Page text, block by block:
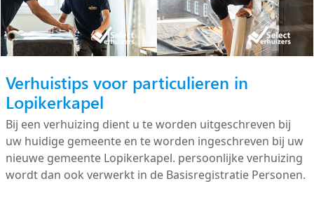
Verhuistips voor particulieren in
Lopikerkapel
Bij een verhuizing dient u te worden uitgeschreven bij
uw huidige gemeente en te worden ingeschreven bij uw
nieuwe gemeente Lopikerkapel. persoonlijke verhuizing
wordt dan ook verwerkt in de Basisregistratie Personen.